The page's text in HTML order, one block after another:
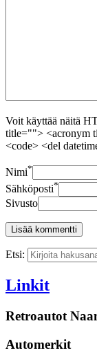
Voit käyttää näitä
title=""> <acronym
<code> <del
Nimi*
Sähköposti*
Sivusto
Etsi:
Linkit
Retroautot
Automerkit